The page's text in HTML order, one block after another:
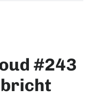
#243
bricht